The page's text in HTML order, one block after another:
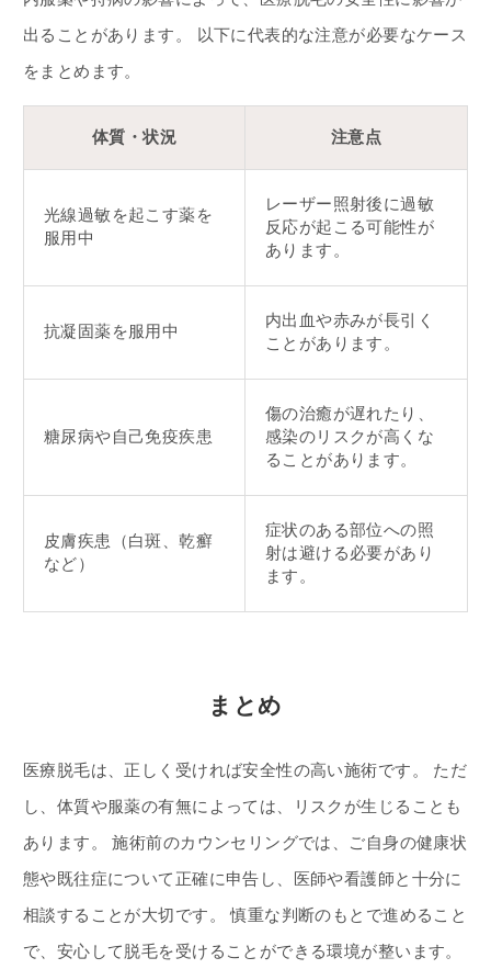
出ることがあります。 以下に代表的な注意が必要なケース
をまとめます。
体質・状況 注意点
光線過敏を起こす薬を
服用中
レーザー照射後に過敏
反応が起こる可能性が
あります。
抗凝固薬を服用中
内出血や赤みが長引く
ことがあります。
糖尿病や自己免疫疾患
傷の治癒が遅れたり、
感染のリスクが高くな
ることがあります。
皮膚疾患（白斑、乾癬
など）
症状のある部位への照
射は避ける必要があり
ます。
まとめ
医療脱毛は、正しく受ければ安全性の高い施術です。 ただ
し、体質や服薬の有無によっては、リスクが生じることも
あります。 施術前のカウンセリングでは、ご自身の健康状
態や既往症について正確に申告し、医師や看護師と十分に
相談することが大切です。 慎重な判断のもとで進めること
で、安心して脱毛を受けることができる環境が整います。